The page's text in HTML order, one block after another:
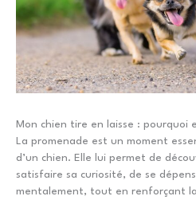
Mon chien tire en laisse : pourquoi
La promenade est un moment
d’un chien. Elle lui permet de
satisfaire sa curiosité, de se
mentalement, tout en renforçant